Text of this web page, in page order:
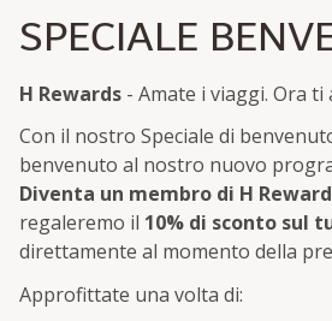
SPECIALE
H Rewards - Amate i viaggi. Ora ti
Con il nostro Speciale di
benvenuto al nostro nuovo
Diventa un membro di H
regaleremo il 10% di sconto sul
direttamente al momento della
Approfittate una volta di: